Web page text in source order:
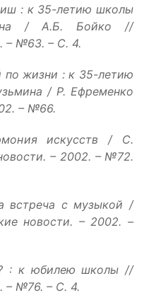
: к 35-летию школы
/ А.Б. Бойко //
– №63. – С. 4.
по жизни : к 35-летию
/ Р. Ефременко
– №66.
искусств / С.
– 2002. – №72.
встреча с музыкой /
новости. – 2002. –
: к юбилею школы //
– №76. – С. 4.